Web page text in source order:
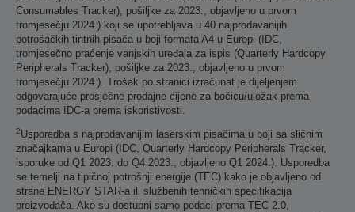
Consumables Tracker), pošiljke za 2023., objavljeno u prvom
tromjesečju 2024.) koji se upotrebljava u 40 najprodavanijih
potrošačkih tintnih pisača u boji formata A4 u Europi (IDC,
tromjesečno praćenje vanjskih uređaja za ispis (Quarterly Hardcopy
Peripherals Tracker), pošiljke za 2023., objavljeno u prvom
tromjesečju 2024.). Trošak po stranici izračunat je dijeljenjem
odgovarajuće prosječne prodajne cijene za bočicu/uložak prema
podacima IDC-a prema iskoristivosti.
2Usporedba s najprodavanijim laserskim pisačima u boji sa sličnim
značajkama u Europi (IDC, Quarterly Hardcopy Peripherals Tracker,
isporuke od Q1 2023. do Q4 2023., objavljeno Q1 2024.). Usporedba
se temelji na tipičnoj potrošnji energije (TEC) kako je objavljeno od
strane ENERGY STAR-a ili službenih tehničkih specifikacija
proizvođača. Ako su dostupni samo podaci prema TEC 2.0,